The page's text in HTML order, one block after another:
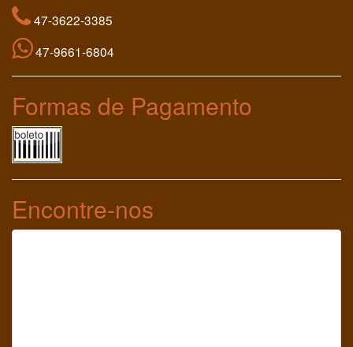
47-3622-3385
47-9661-6804
Formas de Pagamento
Encontre-nos